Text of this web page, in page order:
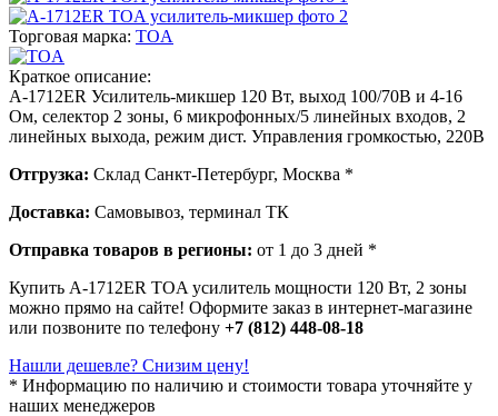
Торговая марка: TOA
Краткое описание:
A-1712ER Усилитель-микшер 120 Вт, выход 100/70В и 4-16
Ом, селектор 2 зоны, 6 микрофонных/5 линейных входов, 2
линейных выхода, режим дист. Управления громкостью, 220В
Отгрузка: Склад Санкт-Петербург, Москва *
Доставка: Самовывоз, терминал ТК
Отправка товаров в регионы: от 1 до 3 дней *
Купить A-1712ER TOA усилитель мощности 120 Вт, 2 зоны
можно прямо на сайте! Оформите заказ в интернет-магазине
или позвоните по телефону +7 (812) 448-08-18
Нашли дешевле? Снизим цену!
* Информацию по наличию и стоимости товара уточняйте у
наших менеджеров